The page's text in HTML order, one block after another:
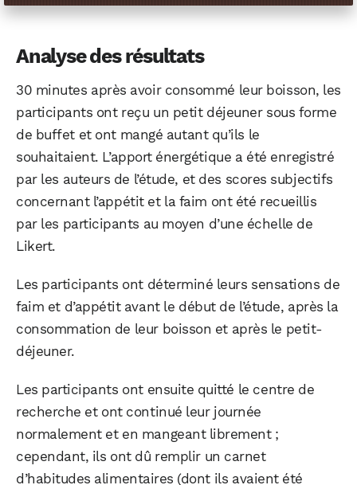
Analyse des résultats
30 minutes après avoir consommé leur boisson, les
participants ont reçu un petit déjeuner sous forme
de buffet et ont mangé autant qu’ils le
souhaitaient. L’apport énergétique a été enregistré
par les auteurs de l’étude, et des scores subjectifs
concernant l’appétit et la faim ont été recueillis
par les participants au moyen d’une échelle de
Likert.
Les participants ont déterminé leurs sensations de
faim et d’appétit avant le début de l’étude, après la
consommation de leur boisson et après le petit-
déjeuner.
Les participants ont ensuite quitté le centre de
recherche et ont continué leur journée
normalement et en mangeant librement ;
cependant, ils ont dû remplir un carnet
d’habitudes alimentaires (dont ils avaient été